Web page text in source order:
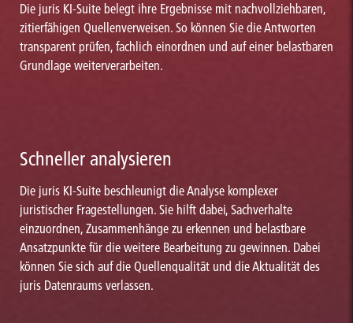
Die juris KI-Suite belegt ihre Ergebnisse mit nachvollziehbaren,
zitierfähigen Quellenverweisen. So können Sie die Antworten
transparent prüfen, fachlich einordnen und auf einer belastbaren
Grundlage weiterverarbeiten.
Schneller analysieren
Die juris KI-Suite beschleunigt die Analyse komplexer
juristischer Fragestellungen. Sie hilft dabei, Sachverhalte
einzuordnen, Zusammenhänge zu erkennen und belastbare
Ansatzpunkte für die weitere Bearbeitung zu gewinnen. Dabei
können Sie sich auf die Quellenqualität und die Aktualität des
juris Datenraums verlassen.